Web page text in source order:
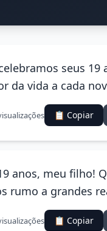
seus
da vida a cada
📋 Copiar
anos, meu filho!
rumo a grandes
📋 Copiar